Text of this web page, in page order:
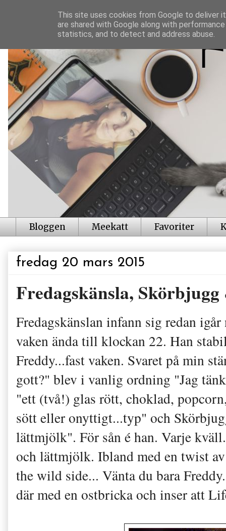
Bloggen Meekatt Favoriter
fredag 20 mars 2015
Fredagskänsla,
Fredagskänslan infann sig redan
vaken ända till klockan 22. Han
Freddy...fast vaken. Svaret på min
gott?" blev i vanlig ordning "Jag
"ett (två!) glas rött, choklad,
sött eller onyttigt...typ" och
lättmjölk". För sån é han. Varje
och lättmjölk. Ibland med en twist
the wild side... Vänta du bara
där med en ostbricka och inser att
This site uses cookies from Google to deliver
are shared with Google along with
statistics, and to detect and address abuse.